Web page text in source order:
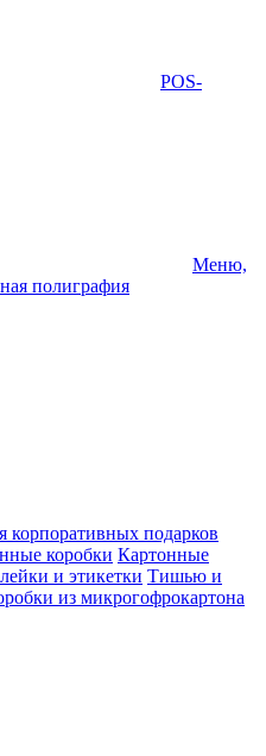
POS-
Меню,
полиграфия
корпоративных подарков
коробки Картонные
и этикетки Тишью и
из микрогофрокартона